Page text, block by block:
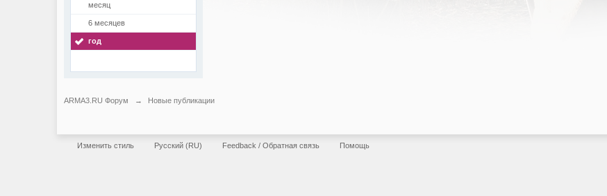
месяц
6 месяцев
год
ARMA3.RU Форум → Новые публикации
Изменить стиль Русский (RU) Feedback / Обратная связь Помощь